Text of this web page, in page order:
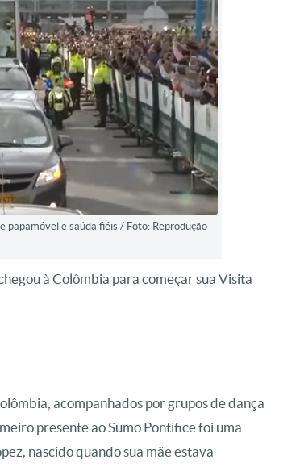
papamóvel e saúda fiéis / Foto: Reprodução
à Colômbia para começar sua Visita
acompanhados por grupos de dança
presente ao Sumo Pontífice foi uma
nascido quando sua mãe estava